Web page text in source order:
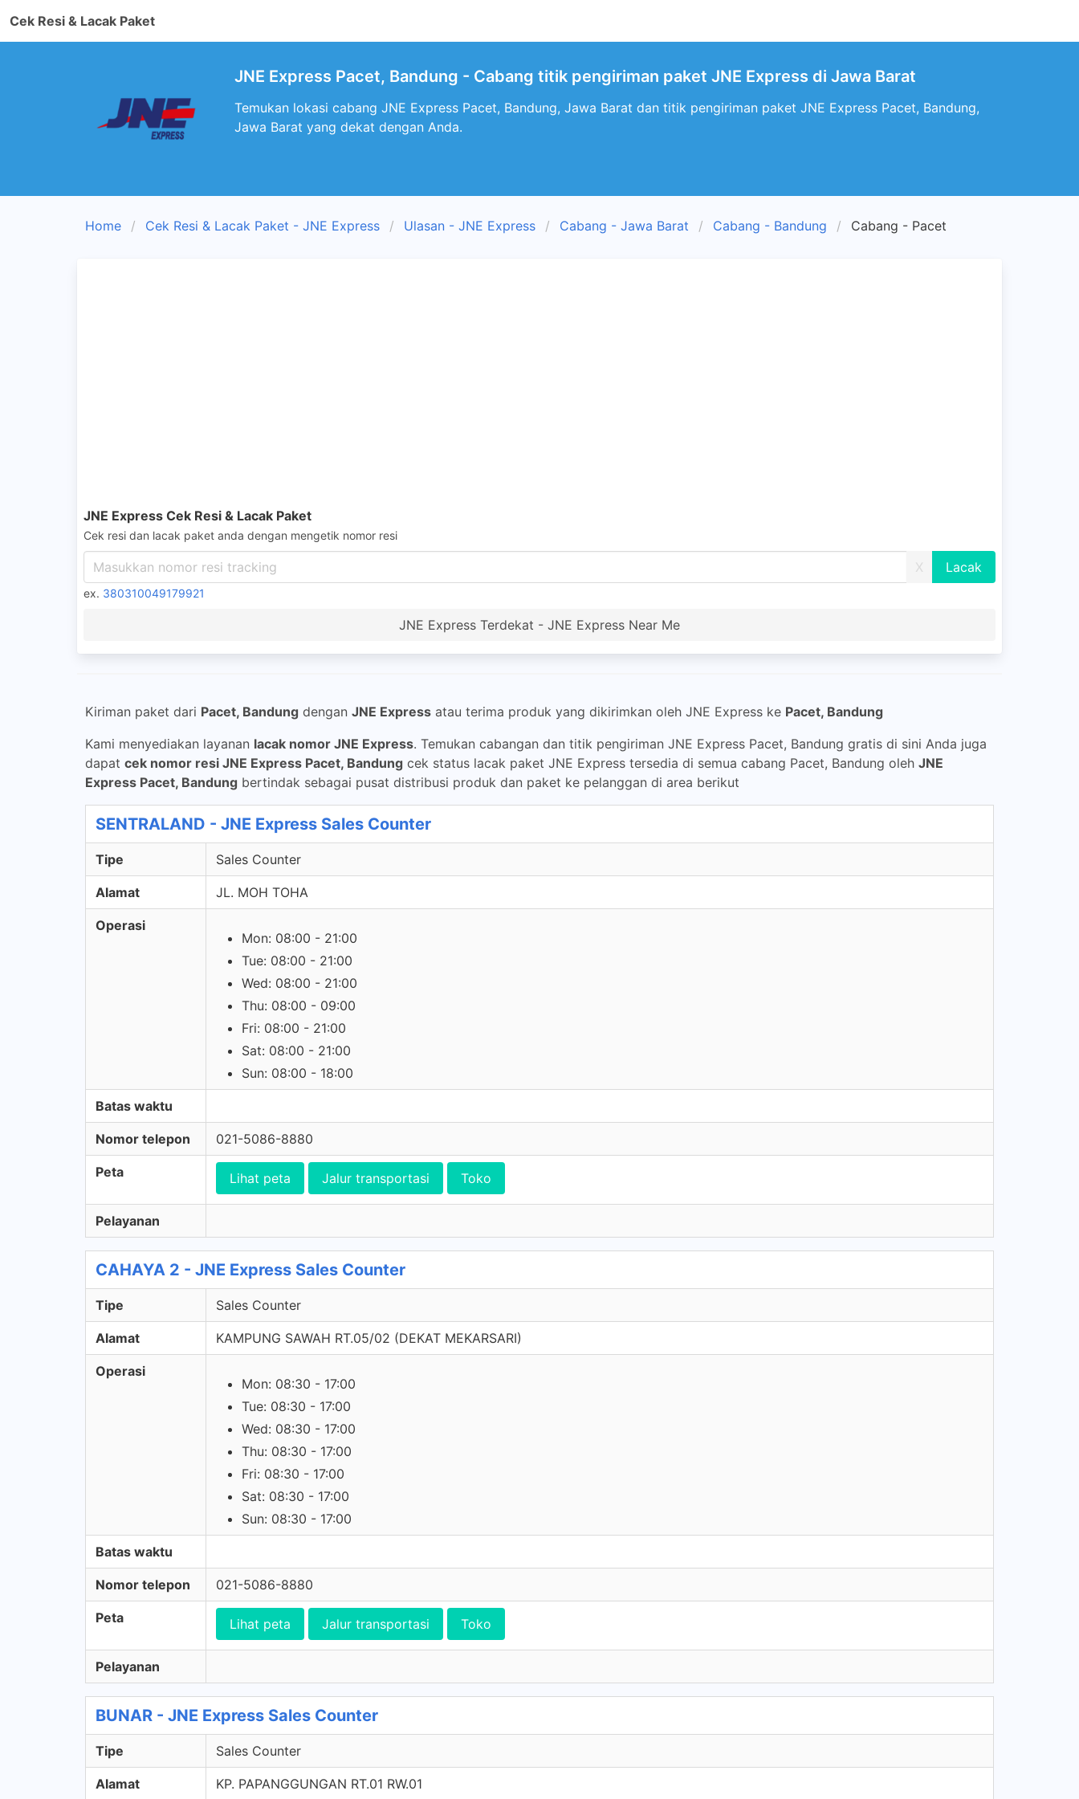
Cek Resi & Lacak Paket
JNE Express Pacet, Bandung - Cabang titik pengiriman paket JNE Express di Jawa Barat
Temukan lokasi cabang JNE Express Pacet, Bandung, Jawa Barat dan titik pengiriman paket JNE Express Pacet, Bandung,
Jawa Barat yang dekat dengan Anda.
Home Cek Resi & Lacak Paket - JNE Express Ulasan - JNE Express Cabang - Jawa Barat Cabang - Bandung Cabang - Pacet
JNE Express Cek Resi & Lacak Paket
Cek resi dan lacak paket anda dengan mengetik nomor resi
X
ex. 380310049179921
JNE Express Terdekat - JNE Express Near Me
Kiriman paket dari Pacet, Bandung dengan JNE Express atau terima produk yang dikirimkan oleh JNE Express ke Pacet, Bandung
Kami menyediakan layanan lacak nomor JNE Express. Temukan cabangan dan titik pengiriman JNE Express Pacet, Bandung gratis di sini Anda juga
dapat cek nomor resi JNE Express Pacet, Bandung cek status lacak paket JNE Express tersedia di semua cabang Pacet, Bandung oleh JNE
Express Pacet, Bandung bertindak sebagai pusat distribusi produk dan paket ke pelanggan di area berikut
SENTRALAND - JNE Express Sales Counter
Tipe Sales Counter
Alamat JL. MOH TOHA
Operasi
Mon: 08:00 - 21:00
Tue: 08:00 - 21:00
Wed: 08:00 - 21:00
Thu: 08:00 - 09:00
Fri: 08:00 - 21:00
Sat: 08:00 - 21:00
Sun: 08:00 - 18:00
Batas waktu
Nomor telepon 021-5086-8880
Peta Lihat peta Jalur transportasi Toko
Pelayanan
CAHAYA 2 - JNE Express Sales Counter
Tipe Sales Counter
Alamat KAMPUNG SAWAH RT.05/02 (DEKAT MEKARSARI)
Operasi
Mon: 08:30 - 17:00
Tue: 08:30 - 17:00
Wed: 08:30 - 17:00
Thu: 08:30 - 17:00
Fri: 08:30 - 17:00
Sat: 08:30 - 17:00
Sun: 08:30 - 17:00
Batas waktu
Nomor telepon 021-5086-8880
Peta Lihat peta Jalur transportasi Toko
Pelayanan
BUNAR - JNE Express Sales Counter
Tipe Sales Counter
Alamat KP. PAPANGGUNGAN RT.01 RW.01